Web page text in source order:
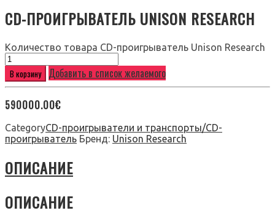
CD-ПРОИГРЫВАТЕЛЬ UNISON RESEARCH
Количество товара CD-проигрыватель Unison Research
В корзину Добавить в список желаемого
590000.00€
CategoryCD-проигрыватели и транспорты/CD-
проигрыватель Бренд: Unison Research
ОПИСАНИЕ
ОПИСАНИЕ